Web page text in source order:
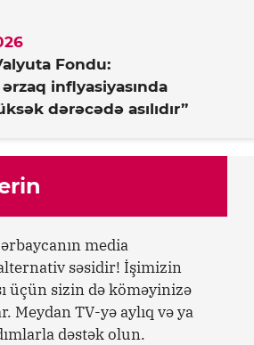
Fondu:
inflyasiyasında
dərəcədə asılıdır”
media
səsidir! İşimizin
üçün sizin də köməyinizə
Meydan TV-yə aylıq və ya
dəstək olun.